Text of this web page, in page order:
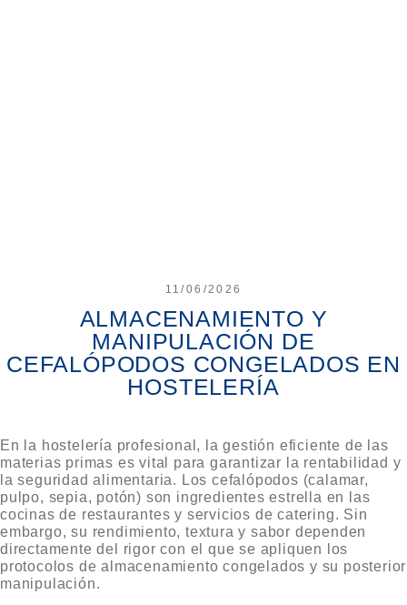
11/06/2026
ALMACENAMIENTO Y
MANIPULACIÓN DE
CEFALÓPODOS CONGELADOS EN
HOSTELERÍA
En la hostelería profesional, la gestión eficiente de las
materias primas es vital para garantizar la rentabilidad y
la seguridad alimentaria. Los cefalópodos (calamar,
pulpo, sepia, potón) son ingredientes estrella en las
cocinas de restaurantes y servicios de catering. Sin
embargo, su rendimiento, textura y sabor dependen
directamente del rigor con el que se apliquen los
protocolos dealmacenamiento congelados y su posterior
manipulación.